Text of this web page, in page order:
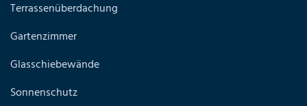
Terrassenüberdachung
Gartenzimmer
Glasschiebewände
Sonnenschutz